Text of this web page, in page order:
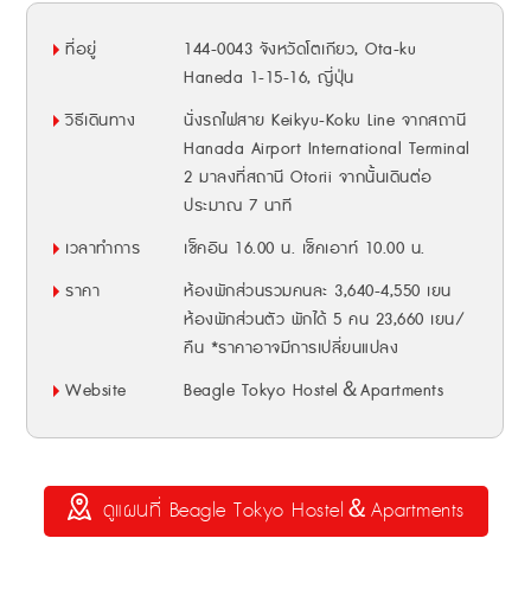
ที่อยู่
144-0043 จังหวัดโตเกียว, Ota-ku
Haneda 1-15-16, ญี่ปุ่น
วิธีเดินทาง
นั่งรถไฟสาย Keikyu-Koku Line จากสถานี
Hanada Airport International Terminal
2 มาลงที่สถานี Otorii จากนั้นเดินต่อ
ประมาณ 7 นาที
เวลาทำการ
เช็คอิน 16.00 น. เช็คเอาท์ 10.00 น.
ราคา
ห้องพักส่วนรวมคนละ 3,640-4,550 เยน
ห้องพักส่วนตัว พักได้ 5 คน 23,660 เยน/
คืน *ราคาอาจมีการเปลี่ยนแปลง
Website
Beagle Tokyo Hostel＆Apartments
ดูแผนที่ Beagle Tokyo Hostel＆Apartments